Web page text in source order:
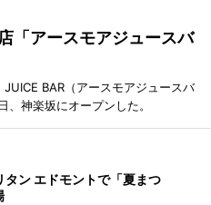
「アースモアジュースバ
BAR（アースモアジュースバ
神楽坂にオープンした。
タン エドモントで「夏まつ